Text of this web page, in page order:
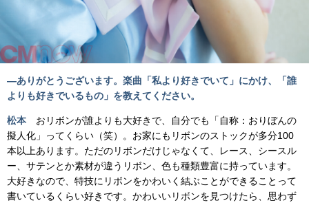
―ありがとうございます。楽曲「私より好きでいて」にかけ、「誰
よりも好きでいるもの」を教えてください。
松本 おリボンが誰よりも大好きで、自分でも「自称：おりぼんの
擬人化」ってくらい（笑）。お家にもリボンのストックが多分100
本以上あります。ただのリボンだけじゃなくて、レース、シースル
ー、サテンとか素材が違うリボン、色も種類豊富に持っています。
大好きなので、特技にリボンをかわいく結ぶことができることって
書いているくらい好きです。かわいいリボンを見つけたら、思わず